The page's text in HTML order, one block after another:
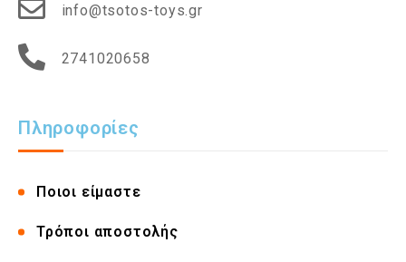
info@tsotos-toys.gr
2741020658
Πληροφορίες
Ποιοι είμαστε
Τρόποι αποστολής